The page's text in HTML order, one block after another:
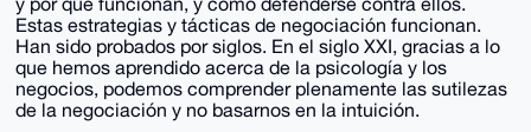
Estas estrategias y tácticas de negociación funcionan.
Han sido probados por siglos. En el siglo XXI, gracias a lo
que hemos aprendido acerca de la psicología y los
negocios, podemos comprender plenamente las sutilezas
de la negociación y no basarnos en la intuición.